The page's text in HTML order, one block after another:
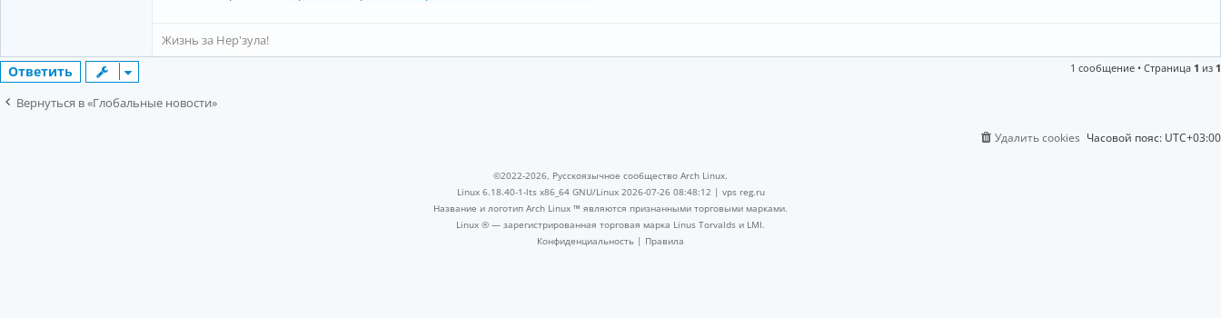
Жизнь за Нер'зула!
Ответить 1 сообщение • Страница 1 из 1
Вернуться в «Глобальные новости»
Часовой пояс: UTC+03:00
Удалить cookies
©2022-2026, Русскоязычное сообщество Arch Linux.
Linux 6.18.40-1-lts x86_64 GNU/Linux 2026-07-26 08:48:12 | vps reg.ru
Название и логотип Arch Linux ™ являются признанными торговыми марками.
Linux ® — зарегистрированная торговая марка Linus Torvalds и LMI.
Конфиденциальность | Правила